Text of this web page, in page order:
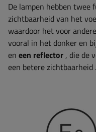
De lampen hebben twee
zichtbaarheid van het
waardoor het voor
vooral in het donker en
en een reflector , die de
een betere zichtbaarheid .